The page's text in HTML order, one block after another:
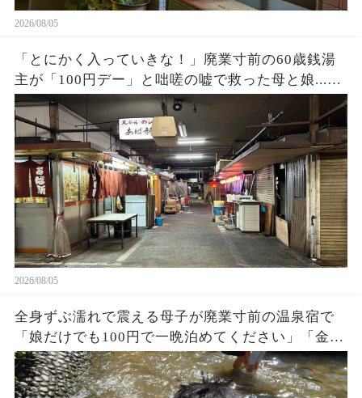
2026/08/05
「とにかく入っていきな！」廃業寸前の60歳銭湯
主が「100円デー」と咄嗟の嘘で救った母と娘...お
店の立ち退き当日、まさかの出来事に…
2026/08/05
全身ずぶ濡れで震える母子が廃業寸前の温泉宿で
「娘だけでも100円で一晩泊めてください」「金な
んかいらない、中に入りな！」→3ヶ月後、まさか
の出来事に…